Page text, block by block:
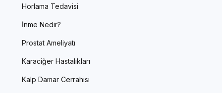
Horlama Tedavisi
İnme Nedir?
Prostat Ameliyatı
Karaciğer Hastalıkları
Kalp Damar Cerrahisi